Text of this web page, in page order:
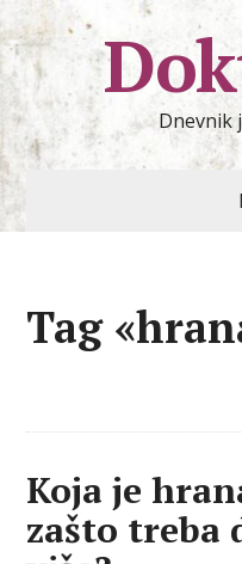
Dnevnik
Tag
Koja je
zašto treba